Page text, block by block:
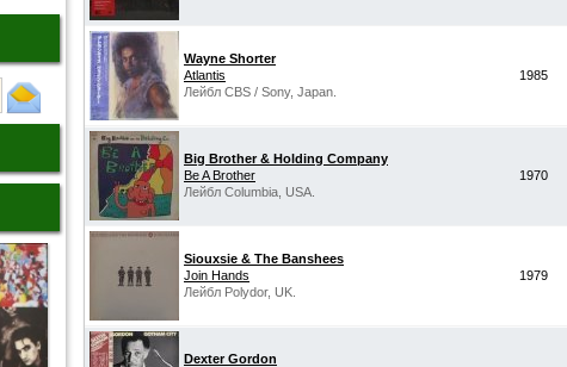
Wayne Shorter
Atlantis
Лейбл CBS / Sony, Japan.
1985
Big Brother & Holding Company
Be A Brother
Лейбл Columbia, USA.
1970
Siouxsie & The Banshees
Join Hands
Лейбл Polydor, UK.
1979
Dexter Gordon